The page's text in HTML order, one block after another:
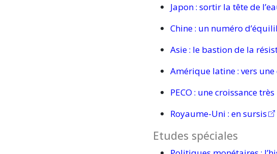
Japon : sortir la tête de
Chine : un numéro
Asie : le bastion de la
Amérique latine : vers
PECO : une croissance
Royaume-Uni : en sursis
Etudes spéciales